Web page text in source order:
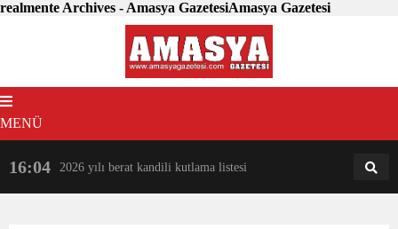
realmente Archives - Amasya GazetesiAmasya Gazetesi
MENÜ
16:04 2026 yılı berat kandili kutlama listesi 18:31